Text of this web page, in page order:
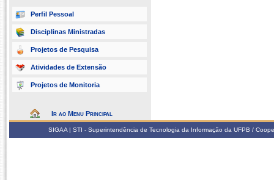
Perfil Pessoal
Disciplinas Ministradas
Projetos de Pesquisa
Atividades de Extensão
Projetos de Monitoria
Ir ao Menu Principal
SIGAA | STI - Superintendência de Tecnologia da Informação da UFPB /